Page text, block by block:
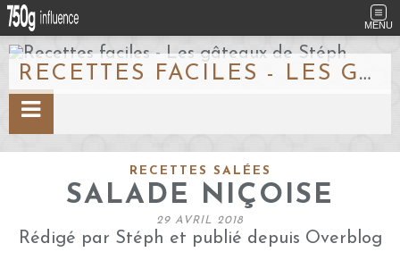
MENU
RECETTES FACILES - LES GÂTEAUX DE STÉPH
RECETTES SALÉES
SALADE NIÇOISE
29 AVRIL 2018
Rédigé par Stéph et publié depuis Overblog